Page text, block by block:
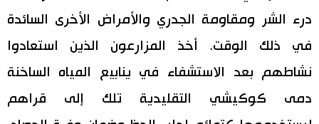
درء الشر ومقاومة الجدري والأمراض الأخرى السائدة
في ذلك الوقت. أخذ المزارعون الذين استعادوا
نشاطهم بعد الاستشفاء في ينابيع المياه الساخنة
دمى كوكيشي التقليدية تلك إلى قراهم